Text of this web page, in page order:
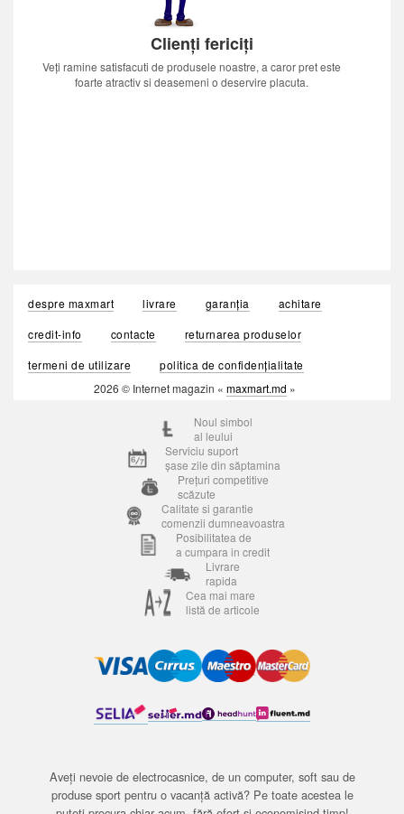
Clienți fericiți
Veți ramine satisfacuti de produsele noastre, a caror pret este
foarte atractiv si deasemeni o deservire placuta.
despre maxmart livrare garanția
achitare
credit-info
contacte
returnarea produselor
termeni de utilizare
politica de confidențialitate
2026 © Internet magazin « maxmart.md »
Noul simbol
al leului
Serviciu suport
șase zile din săptamina
Prețuri competitive
scăzute
Calitate si garantie
comenzii dumneavoastra
Posibilitatea de
a cumpara in credit
Livrare
rapida
Cea mai mare
listă de articole
Aveți nevoie de electrocasnice, de un computer, soft sau de
produse sport pentru o vacanță activă? Pe toate acestea le